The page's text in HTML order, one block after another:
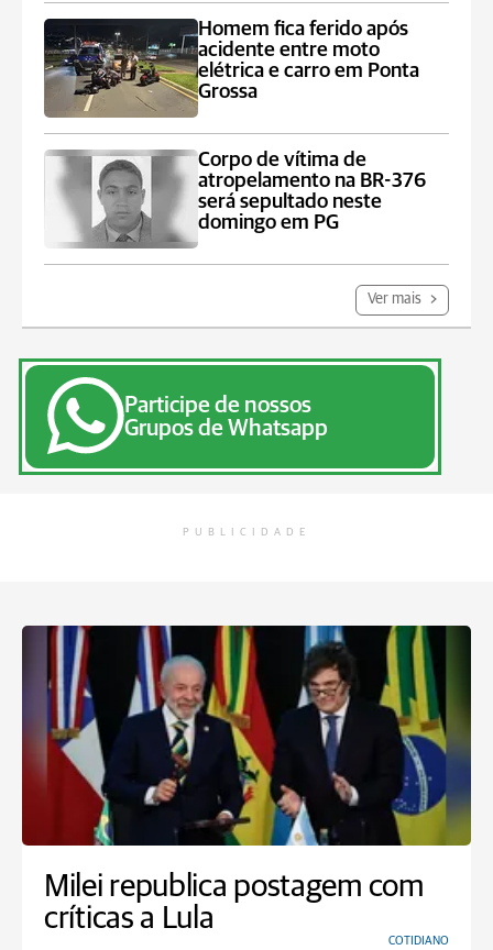
Homem fica ferido após
acidente entre moto
elétrica e carro em Ponta
Grossa
Corpo de vítima de
atropelamento na BR-376
será sepultado neste
domingo em PG
Ver mais
Participe de nossos
Grupos de Whatsapp
PUBLICIDADE
Milei republica postagem com
críticas a Lula
COTIDIANO